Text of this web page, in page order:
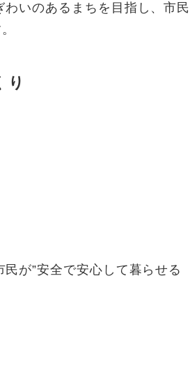
いのあるまちを目指し、市民
り
が”安全で安心して暮らせる